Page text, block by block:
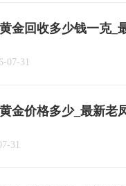
金回收多少钱一克
07-31
金价格多少_最新老
31